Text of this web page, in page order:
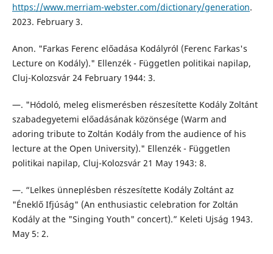
https://www.merriam-webster.com/dictionary/generation.
2023. February 3.
Anon. "Farkas Ferenc előadása Kodályról (Ferenc Farkas's
Lecture on Kodály)." Ellenzék - Független politikai napilap,
Cluj-Kolozsvár 24 February 1944: 3.
—. "Hódoló, meleg elismerésben részesítette Kodály Zoltánt
szabadegyetemi előadásának közönsége (Warm and
adoring tribute to Zoltán Kodály from the audience of his
lecture at the Open University)." Ellenzék - Független
politikai napilap, Cluj-Kolozsvár 21 May 1943: 8.
—. “Lelkes ünneplésben részesítette Kodály Zoltánt az
"Éneklő Ifjúság" (An enthusiastic celebration for Zoltán
Kodály at the "Singing Youth" concert).” Keleti Ujság 1943.
May 5: 2.